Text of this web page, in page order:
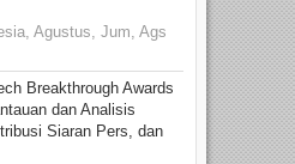
Agustus, Jum, Ags
Breakthrough Awards
dan Analisis
Siaran Pers, dan